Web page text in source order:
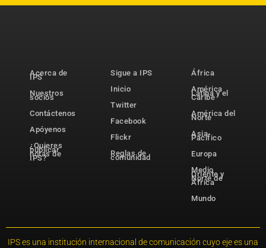
Acerca de
IPS
Nuestros
socios
Contáctenos
Apóyenos
¿Quieres
publicar
notas de
IPS?
Sigue a IPS
Inicio
Twitter
Facebook
Flickr
Reglas de
comunidad
África
América
Latina y el
Caribe
América del
Norte
Asia-
Pacífico
Europa
Medio
Oriente y
Norte de
África
Mundo
IPS es una institución internacional de comunicación cuyo eje es una